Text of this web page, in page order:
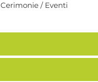
Cerimonie / Eventi